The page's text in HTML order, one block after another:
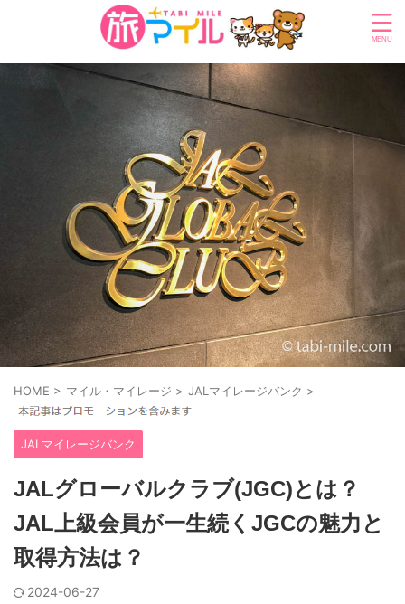
HOME > マイル・マイレージ > JALマイレージバンク >
JALマイレージバンク
JALグローバルクラブ(JGC)とは？
JAL上級会員が一生続くJGCの魅力と
取得方法は？
2024-06-27